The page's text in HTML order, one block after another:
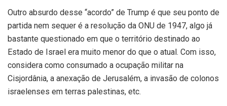
Outro absurdo desse “acordo” de Trump é que seu ponto de
partida nem sequer é a resolução da ONU de 1947, algo já
bastante questionado em que o território destinado ao
Estado de Israel era muito menor do que o atual. Com isso,
considera como consumado a ocupação militar na
Cisjordânia, a anexação de Jerusalém, a invasão de colonos
israelenses em terras palestinas, etc.